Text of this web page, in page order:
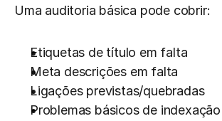
Uma auditoria básica pode cobrir:
Etiquetas de título em falta
Meta descrições em falta
Ligações previstas/quebradas
Problemas básicos de indexação